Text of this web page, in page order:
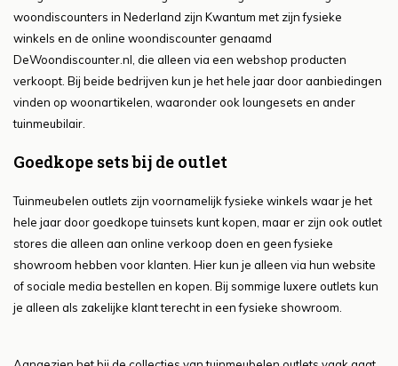
woondiscounters in Nederland zijn Kwantum met zijn fysieke
winkels en de online woondiscounter genaamd
DeWoondiscounter.nl, die alleen via een webshop producten
verkoopt. Bij beide bedrijven kun je het hele jaar door aanbiedingen
vinden op woonartikelen, waaronder ook loungesets en ander
tuinmeubilair.
Goedkope sets bij de outlet
Tuinmeubelen outlets zijn voornamelijk fysieke winkels waar je het
hele jaar door goedkope tuinsets kunt kopen, maar er zijn ook outlet
stores die alleen aan online verkoop doen en geen fysieke
showroom hebben voor klanten. Hier kun je alleen via hun website
of sociale media bestellen en kopen. Bij sommige luxere outlets kun
je alleen als zakelijke klant terecht in een fysieke showroom.